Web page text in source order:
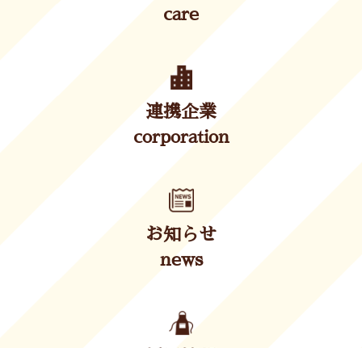
care
連携企業
corporation
お知らせ
news